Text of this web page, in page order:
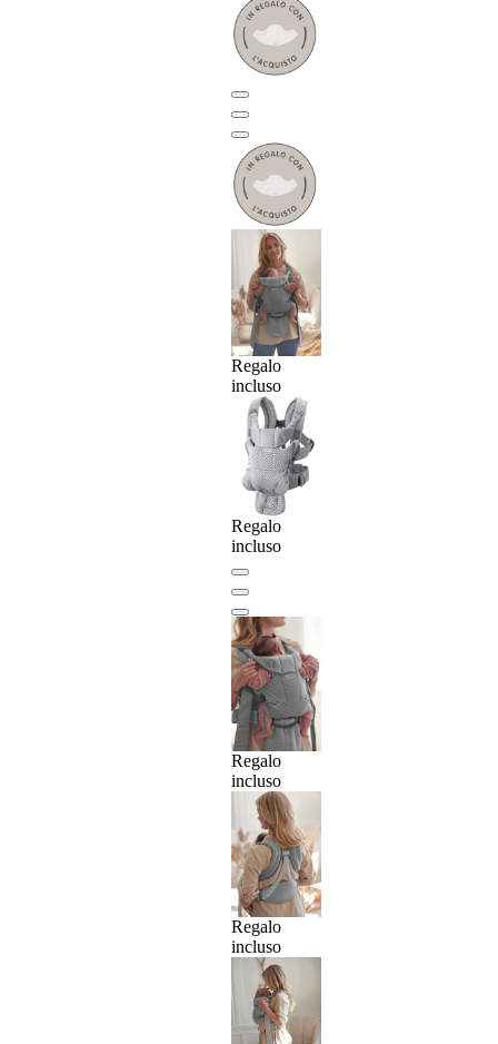
Regalo
incluso
Regalo
incluso
Regalo
incluso
Regalo
incluso